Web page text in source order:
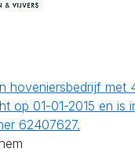
hoveniersbedrijf met
op 01-01-2015 en is
62407627.